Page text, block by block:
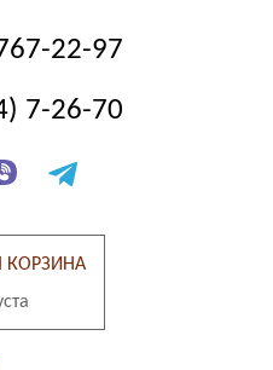
22-97
7-26-70
КОРЗИНА